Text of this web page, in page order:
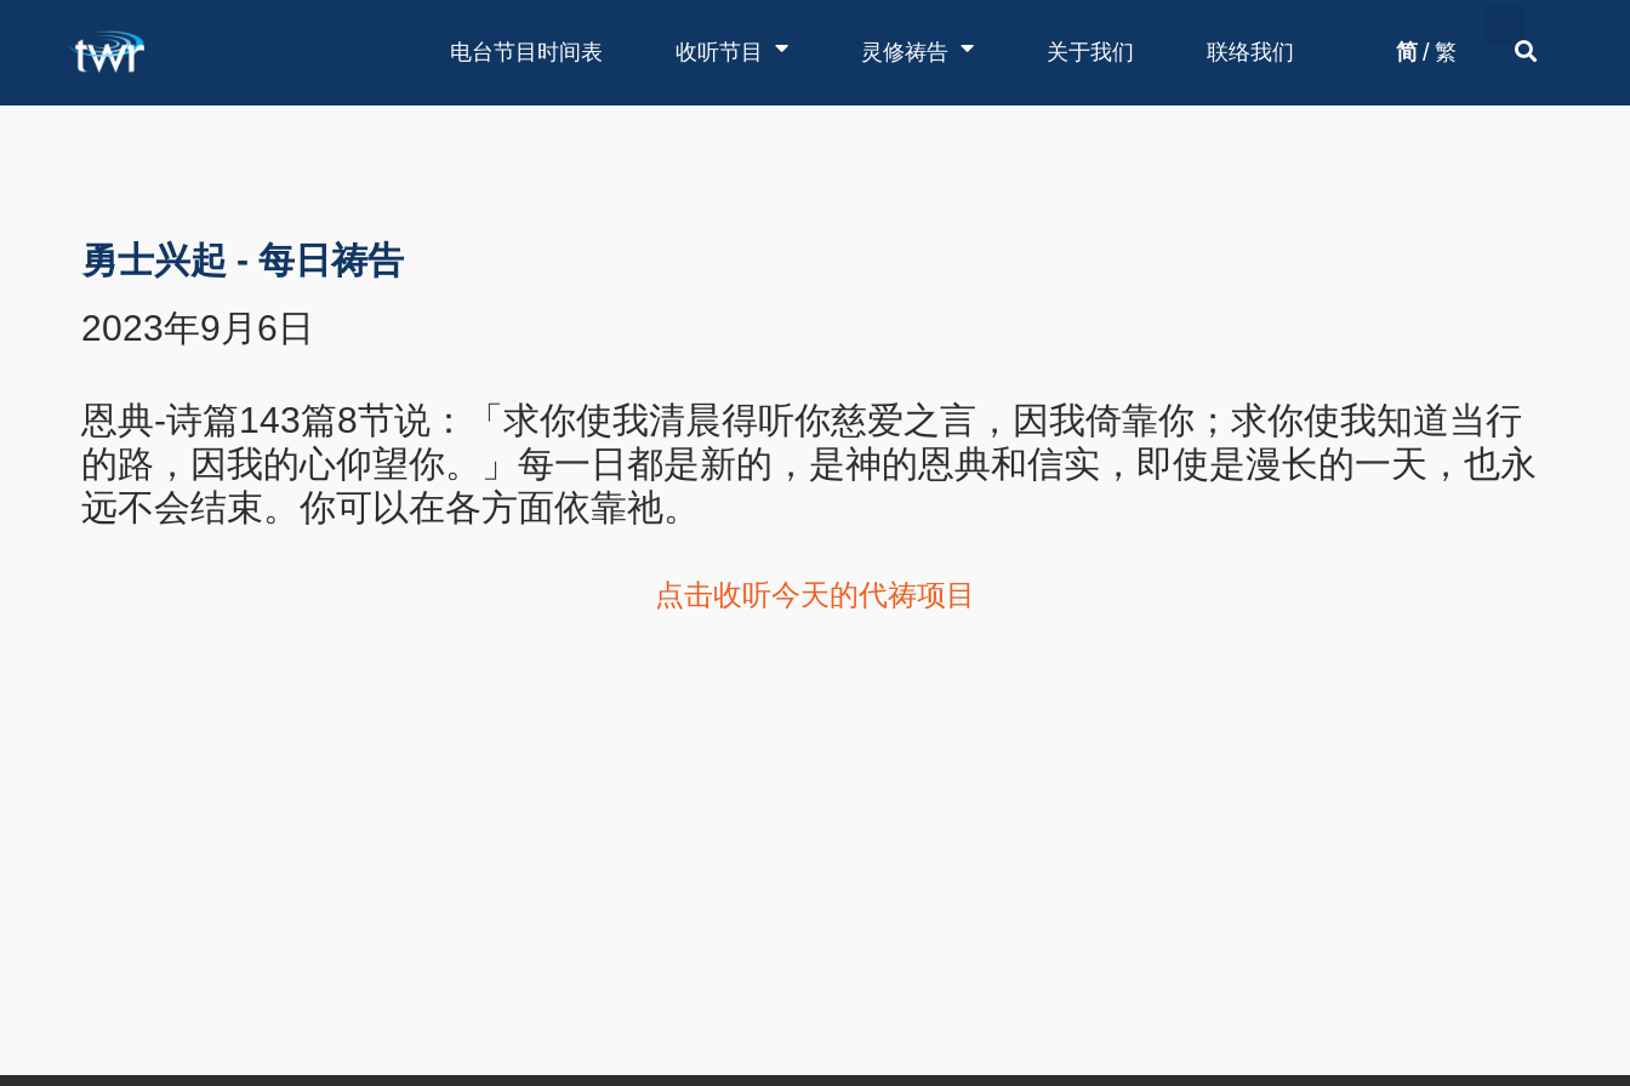
电台节目时间表 收听节目 灵修祷告 关于我们 联络我们 简 / 繁
勇士兴起 - 每日祷告
2023年9月6日
恩典-诗篇143篇8节说：「求你使我清晨得听你慈爱之言，因我倚靠你；求你使我知道当行
的路，因我的心仰望你。」每一日都是新的，是神的恩典和信实，即使是漫长的一天，也永
远不会结束。你可以在各方面依靠祂。
点击收听今天的代祷项目